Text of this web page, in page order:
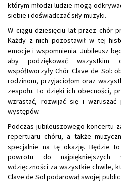
którym młodzi ludzie mogą
siebie i doświadczać siły muzyki.
W ciągu dziesięciu lat przez chór
Każdy z nich pozostawił w tej
emocje i wspomnienia. Jubileusz
aby podziękować
współtworzyły Chór Clave de Sol:
rodzinom, przyjaciołom oraz
zespołu. To dzięki ich obecności,
wzrastać, rozwijać się i wzruszać
występów.
Podczas jubileuszowego koncertu
repertuaru chóru, a także
specjalnie na tę okazję. Będzie
powrotu do najpiękniejszych
wdzięczności za wszystkie chwile,
Clave de Sol podarował swojej